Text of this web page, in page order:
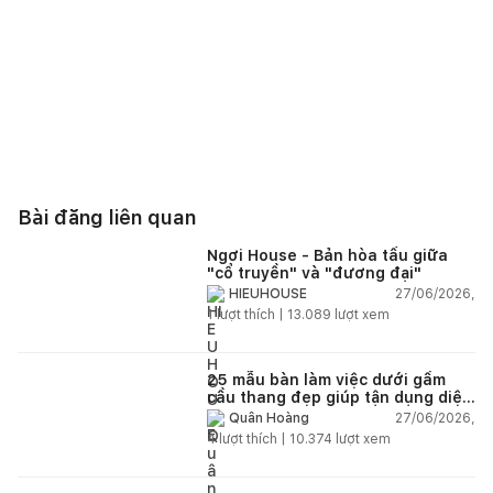
Bài đăng liên quan
Ngơi House - Bản hòa tấu giữa
"cổ truyền" và "đương đại"
HIEUHOUSE
27/06/2026,
1lượt thích | 13.089 lượt xem
25 mẫu bàn làm việc dưới gầm
cầu thang đẹp giúp tận dụng diện
tích tưởng chừng bị bỏ quên
Quân Hoàng
27/06/2026,
4lượt thích | 10.374 lượt xem